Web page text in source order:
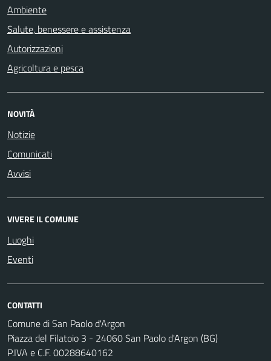
Ambiente
Salute, benessere e assistenza
Autorizzazioni
Agricoltura e pesca
NOVITÀ
Notizie
Comunicati
Avvisi
VIVERE IL COMUNE
Luoghi
Eventi
CONTATTI
Comune di San Paolo d'Argon
Piazza del Filatoio 3 - 24060 San Paolo d'Argon (BG)
P.IVA e C.F. 00288640162